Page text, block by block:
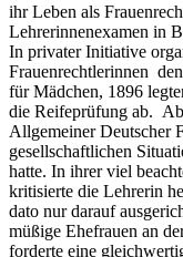
ihr Leben als
Lehrerinnenexamen in
In privater Initiative
Frauenrechtlerinnen
für Mädchen, 1896
die Reifeprüfung ab.
Allgemeiner Deutscher
gesellschaftlichen
hatte. In ihrer viel
kritisierte die Lehrerin
dato nur darauf
müßige Ehefrauen an
forderte eine